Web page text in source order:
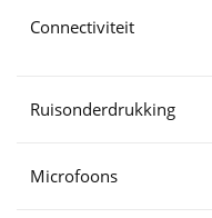
Connectiviteit
Ruisonderdrukking
Microfoons